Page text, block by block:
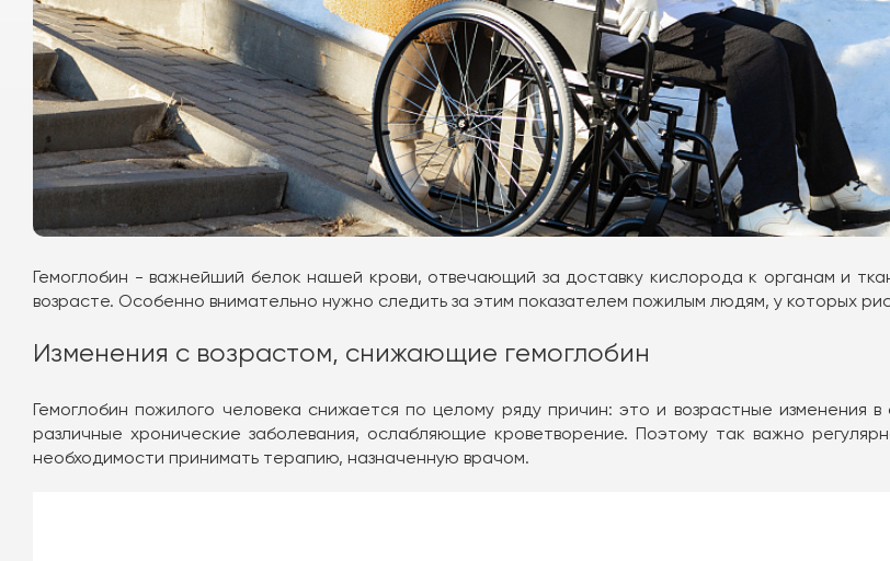
Гемоглобин - важнейший белок нашей крови, отвечающий за доставку кислорода к органам и
возрасте. Особенно внимательно нужно следить за этим показателем пожилым людям, у которых
Изменения с возрастом, снижающие гемоглобин
Гемоглобин пожилого человека снижается по целому ряду причин: это и возрастные изменения
различные хронические заболевания, ослабляющие кроветворение. Поэтому так важно
необходимости принимать терапию, назначенную врачом.